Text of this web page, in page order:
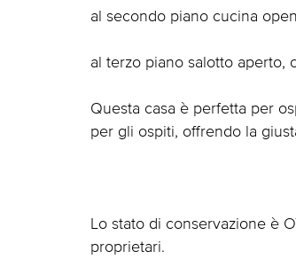
al secondo piano cucina
al terzo piano salotto aperto,
Questa casa è perfetta per
per gli ospiti, offrendo la
Lo stato di conservazione è
proprietari.